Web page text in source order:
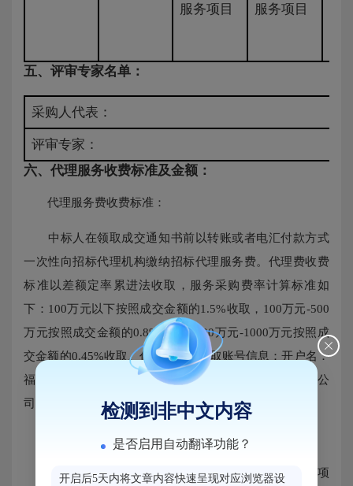
服务项目
服务项目
五、评审专家名单：
采购人代表：
评审专家：
六、代理服务收费标准及金额：
代理服务费收费标准：
中标人在领取成交通知书前以转账或者电汇付款方式
一次性向招标代理机构缴纳招标代理服务费。代理费收费
标准以差额定率累进法收取，服务采购费率计算标准如
下：100万元以下按照成交金额的1.5%收取，100万元-500
万元按照成交金额的0.8%收取，500万元-1000万元按照成
交金额的0.45%收取。代理服务费收取账号信息：开户名：
福建百胜招标咨询有限公司 开户行：招商银行股份有限公
司福州万象九宜城支行账号：591907723610203 ）。
代理服务费收费金额：
合同包1福州经济技术开发区医院保洁与运送服务项
检测到非中文内容
是否启用自动翻译功能？
开启后5天内将文章内容快速呈现对应浏览器设